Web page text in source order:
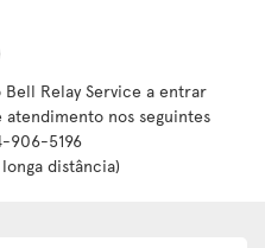
Relay Service a entrar
nos seguintes
906-5196
distância)